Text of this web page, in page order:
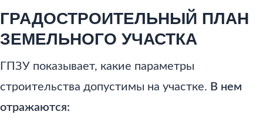
ГРАДОСТРОИТЕЛЬНЫЙ ПЛАН
ЗЕМЕЛЬНОГО УЧАСТКА
ГПЗУ показывает, какие параметры
строительства допустимы на участке. В нем
отражаются: